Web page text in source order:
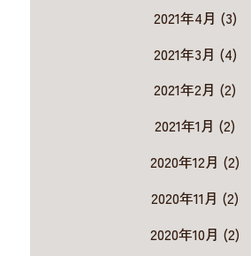
2021年4月 (3)
2021年3月 (4)
2021年2月 (2)
2021年1月 (2)
2020年12月 (2)
2020年11月 (2)
2020年10月 (2)